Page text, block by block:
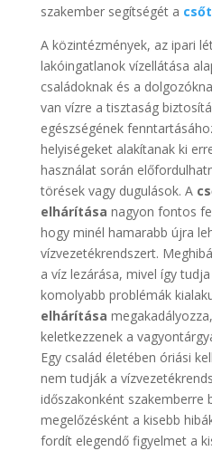
szakember segítségét a
A közintézmények, az ipari
lakóingatlanok vízellátása
családoknak és a
van vízre a tisztaság
egészségének
helyiségeket alakítanak ki
használat során
törések vagy dugulások. A
elhárítása nagyon fontos
hogy minél hamarabb újra
vízvezetékrendszert.
a víz lezárása, mivel így
komolyabb problémák
elhárítása
keletkezzenek a
Egy család életében óriási
nem tudják a
időszakonként szakemberre
megelőzésként a kisebb
fordít elegendő figyelmet a